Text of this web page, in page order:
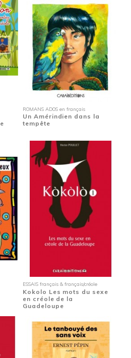
ROMANS ADOS en français
Un Amérindien dans la
tempête
ESSAIS français & français/créole
Kokolo Les mots du sexe
en créole de la
Guadeloupe